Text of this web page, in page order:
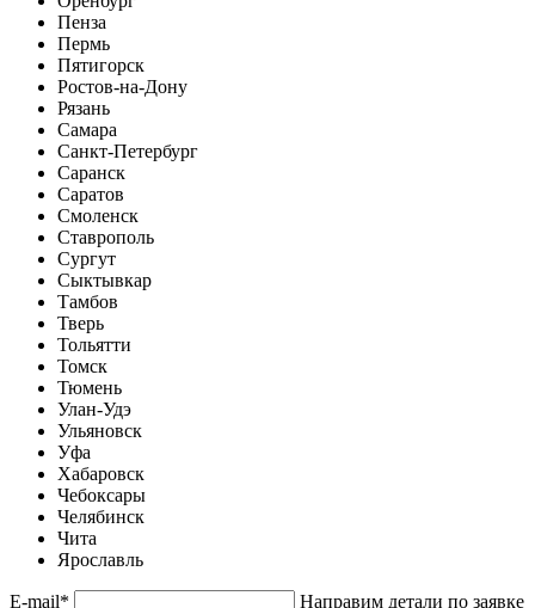
Пенза
Пермь
Пятигорск
Ростов-на-Дону
Рязань
Самара
Санкт-Петербург
Саранск
Саратов
Смоленск
Ставрополь
Сургут
Сыктывкар
Тамбов
Тверь
Тольятти
Томск
Тюмень
Улан-Удэ
Ульяновск
Уфа
Хабаровск
Чебоксары
Челябинск
Чита
Ярославль
E-mail* Направим детали по заявке